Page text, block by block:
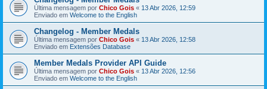
Última mensagem por Chico Gois « 13 Abr 2026, 12:59
Enviado em Welcome to the English
Changelog - Member Medals
Última mensagem por Chico Gois « 13 Abr 2026, 12:58
Enviado em Extensões Database
Member Medals Provider API Guide
Última mensagem por Chico Gois « 13 Abr 2026, 12:56
Enviado em Welcome to the English